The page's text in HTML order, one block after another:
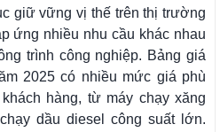
giữ vững vị thế trên thị trường
ứng nhiều nhu cầu khác nhau
trình công nghiệp. Bảng giá
2025 có nhiều mức giá phù
hàng, từ máy chạy xăng
dầu diesel công suất lớn.